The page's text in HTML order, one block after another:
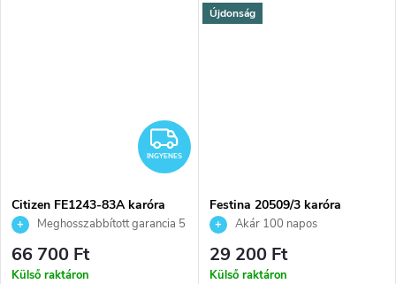
INGYENES
INGYENES
Citizen FE1243-83A karóra
Meghosszabbított garancia 5
évre. Akár 100 napos
visszaküldési lehetőség. Hivatalos
66 700 Ft
Külső raktáron
Újdonság
Festina 20509/3 karóra
Akár 100 napos
visszaküldési lehetőség. Hivatalos
márkakereskedő.
29 200 Ft
Külső raktáron